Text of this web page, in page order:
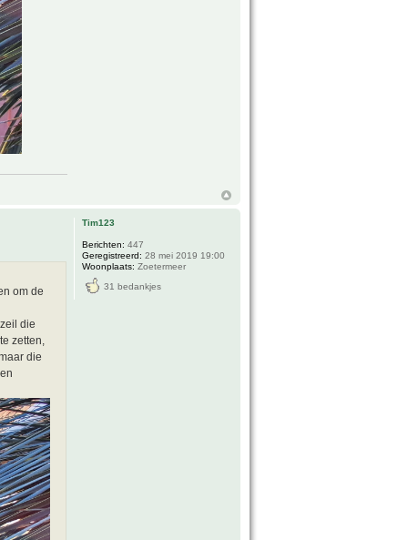
om de
die
zetten,
die
Tim123
Berichten: 447
Geregistreerd: 28 mei 2019 19:00
Woonplaats: Zoetermeer
31 bedankjes